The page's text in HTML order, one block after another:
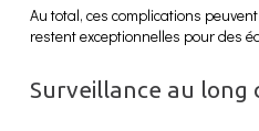
Au total, ces complications
restent exceptionnelles pour des
Surveillance au long